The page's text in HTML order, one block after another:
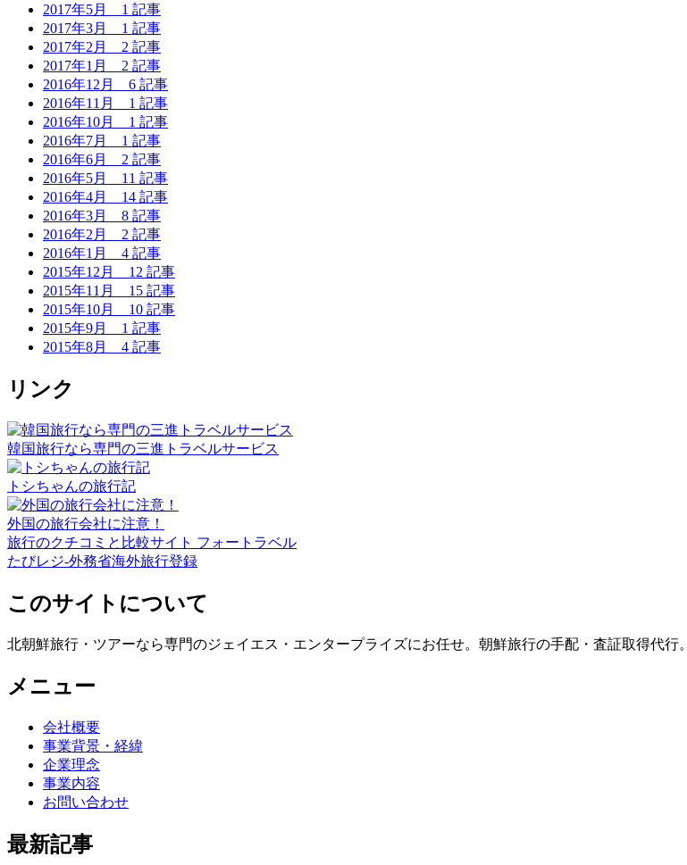
2017年5月 1 記事
2017年3月 1 記事
2017年2月 2 記事
2017年1月 2 記事
2016年12月 6 記事
2016年11月 1 記事
2016年10月 1 記事
2016年7月 1 記事
2016年6月 2 記事
2016年5月 11 記事
2016年4月 14 記事
2016年3月 8 記事
2016年2月 2 記事
2016年1月 4 記事
2015年12月 12 記事
2015年11月 15 記事
2015年10月 10 記事
2015年9月 1 記事
2015年8月 4 記事
リンク
韓国旅行なら専門の三進トラベルサービス
トシちゃんの旅行記
外国の旅行会社に注意！
旅行のクチコミと比較サイト フォートラベル
たびレジ-外務省海外旅行登録
このサイトについて
北朝鮮旅行・ツアーなら専門のジェイエス・エンタープライズにお任せ。朝鮮旅行の手配・査証取得代行。
メニュー
会社概要
事業背景・経緯
企業理念
事業内容
お問い合わせ
最新記事